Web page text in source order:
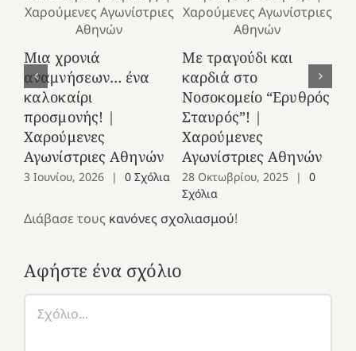
Μια χρονιά
αναμνήσεων… ένα
καλοκαίρι
προσμονής! |
Χαρούμενες
Αγωνίστριες Αθηνών
3 Ιουνίου, 2026 | 0 Σχόλια
Με τραγούδι και
καρδιά στο
Νοσοκομείο “Ερυθρός
Σταυρός”! |
Χαρούμενες
Αγωνίστριες Αθηνών
28 Οκτωβρίου, 2025 |
0
Σχόλια
Διάβασε τους κανόνες σχολιασμού!
Αφήστε ένα σχόλιο